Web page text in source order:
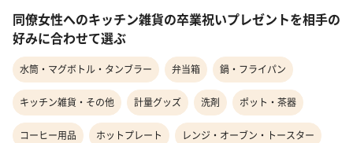
同僚女性へのキッチン雑貨の卒業祝いプレゼントを相手の
好みに合わせて選ぶ
水筒・マグボトル・タンブラー 弁当箱 鍋・フライパン
キッチン雑貨・その他 計量グッズ 洗剤 ポット・茶器
コーヒー用品 ホットプレート レンジ・オーブン・トースター